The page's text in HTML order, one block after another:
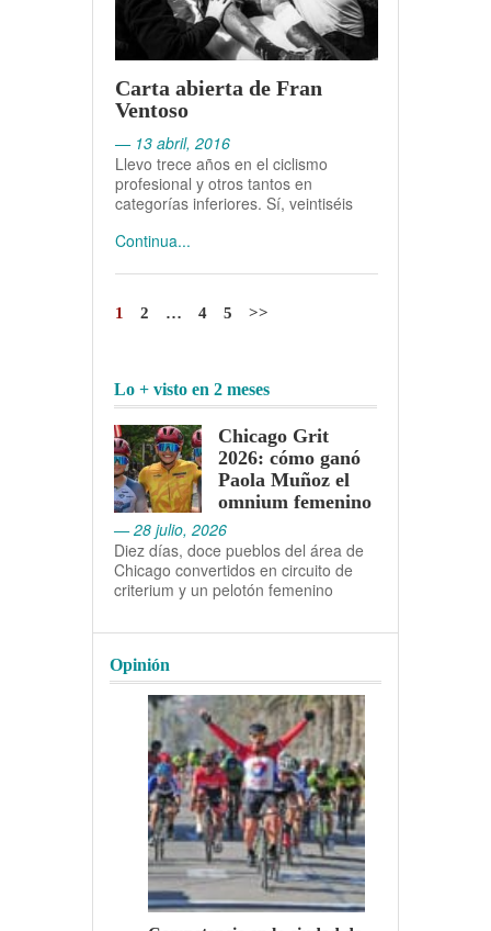
Carta abierta de Fran
Ventoso
— 13 abril, 2016
Llevo trece años en el ciclismo
profesional y otros tantos en
categorías inferiores. Sí, veintiséis
Continua...
1 2 … 4 5 >>
Lo + visto en 2 meses
Chicago Grit
2026: cómo ganó
Paola Muñoz el
omnium femenino
— 28 julio, 2026
Diez días, doce pueblos del área de
Chicago convertidos en circuito de
criterium y un pelotón femenino
Opinión